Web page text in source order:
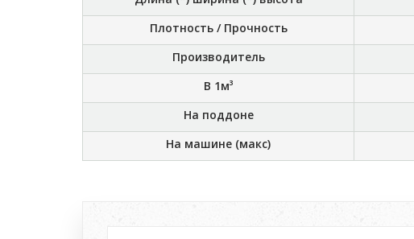
Плотность / Прочность
Производитель
В 1м³
На поддоне
На машине (макс)